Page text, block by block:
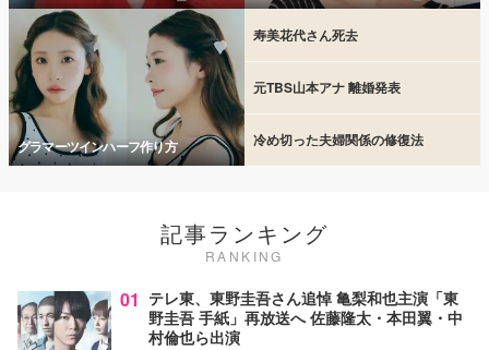
グラマーツインハーフ作り方
寿美花代さん死去
元TBS山本アナ 離婚発表
冷め切った夫婦関係の修復法
記事ランキング
RANKING
01 テレ東、東野圭吾さん追悼 亀梨和也主演「東
野圭吾 手紙」再放送へ 佐藤隆太・本田翼・中
村倫也ら出演